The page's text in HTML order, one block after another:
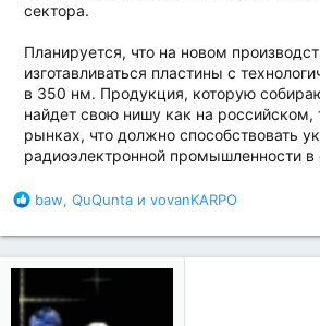
сектора.
Планируется, что на новом
изготавливаться пластины с
в 350 нм. Продукция, которую
найдет свою нишу как на российском,
рынках, что должно способствовать
радиоэлектронной промышленности в
Б
а
г
д
а
baw, QuQunta и vovanKARPO